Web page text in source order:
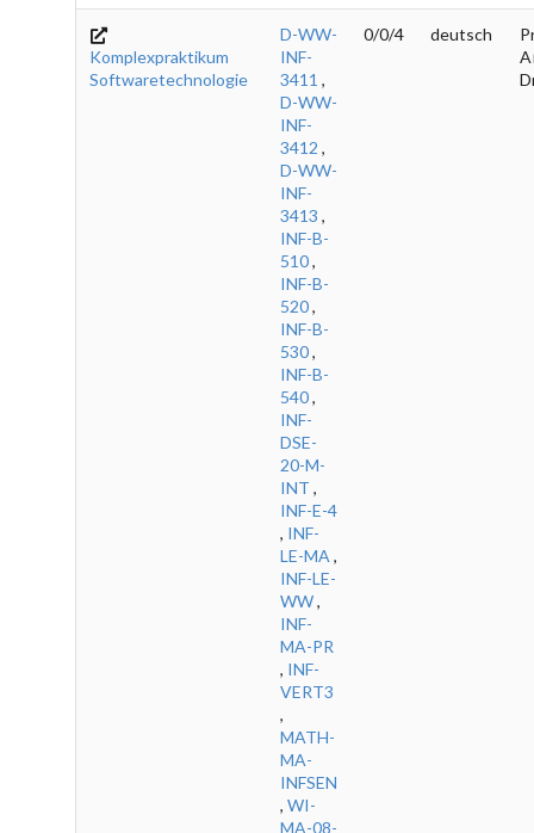
Komplexpraktikum
Softwaretechnologie
D-WW-
INF-
3411 ,
D-WW-
INF-
3412 ,
D-WW-
INF-
3413 ,
INF-B-
510,
INF-B-
520,
INF-B-
530,
INF-B-
540,
INF-
DSE-
20-M-
INT ,
INF-E-4
, INF-
LE-MA ,
INF-LE-
WW,
INF-
MA-PR
, INF-
VERT3
,
MATH-
MA-
INFSEN
, WI-
MA-08-
0/0/4 deutsch